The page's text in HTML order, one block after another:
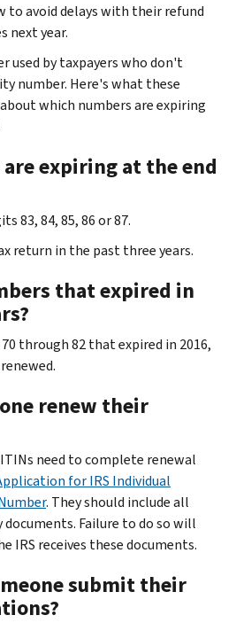
to avoid delays with their refund
next year.
used by taxpayers who don't
number. Here's what these
which numbers are expiring
expiring at the end
83, 84, 85, 86 or 87.
return in the past three years.
that expired in
through 82 that expired in 2016,
renew their
need to complete renewal
for IRS Individual
. They should include all
documents. Failure to do so will
IRS receives these documents.
submit their